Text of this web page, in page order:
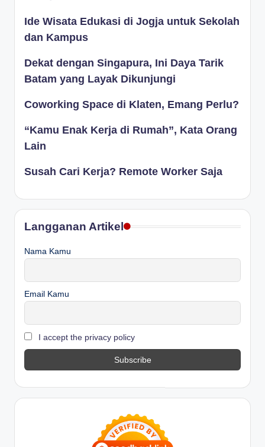
Ide Wisata Edukasi di Jogja untuk Sekolah
dan Kampus
Dekat dengan Singapura, Ini Daya Tarik
Batam yang Layak Dikunjungi
Coworking Space di Klaten, Emang Perlu?
“Kamu Enak Kerja di Rumah”, Kata Orang
Lain
Susah Cari Kerja? Remote Worker Saja
Langganan Artikel
Nama Kamu
Email Kamu
I accept the privacy policy